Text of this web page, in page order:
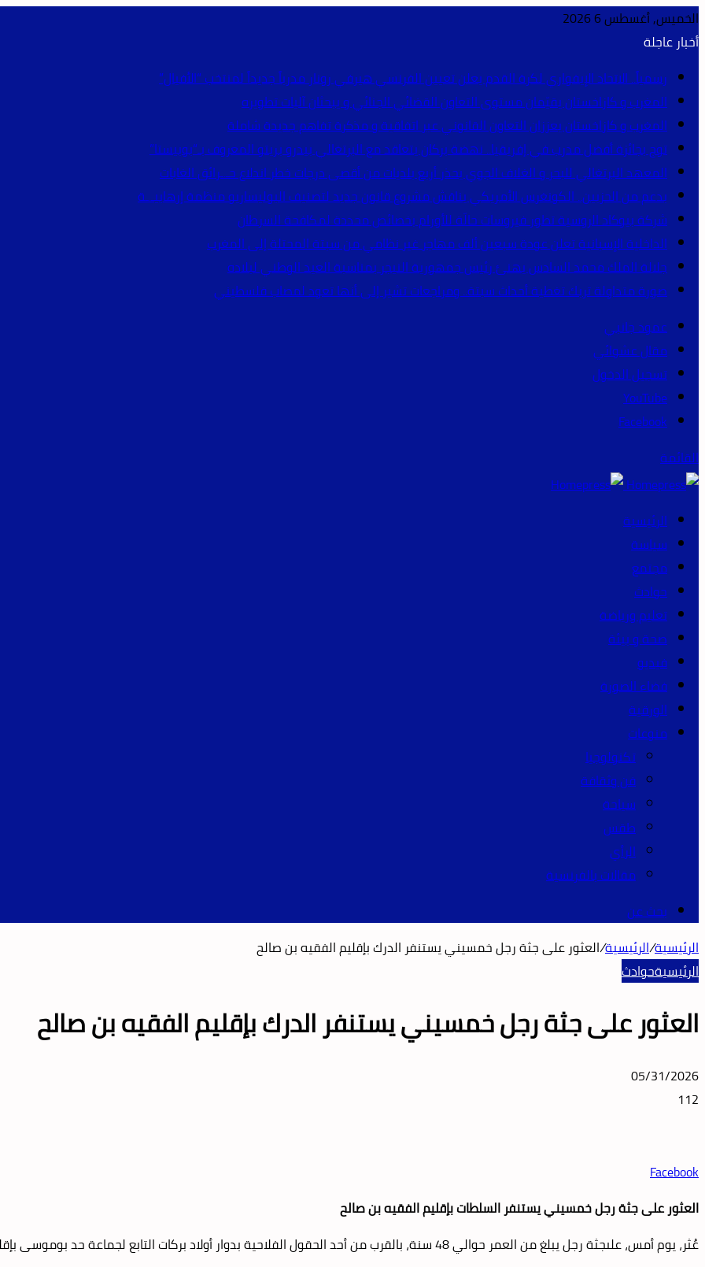
الخميس, أغسطس 6 2026
أخبار عاجلة
رسمياً.. الاتحاد الإيفواري لكرة القدم يعلن تعيين الفرنسي هيرفي رونار مدرباً جديداً لمنتخب “الأفيال”
المغرب و كازاخستان يقيّمان مستوى التعاون القضائي الجنائي و يبحثان آليات تطويره
المغرب و كازاخستان يعززان التعاون القانوني عبر اتفاقية و مذكرة تفاهم جديدة شاملة
توج بجائزة أفضل مدرب في إفريقيا.. نهضة بركان يتعاقد مع البرتغالي بيدرو بريتو المعروف بـ“بوبيستا”
المعهد البرتغالي للبحر و الغلاف الجوي يحذر أربع بلديات من أقصى درجات خطر اندلاع حـ.ـرائق الغابات
بدعم من الحزبين.. الكونغرس الأمريكي يناقش مشروع قانون جديد لتصنيف البوليساريو منظمة إرهابيـ.ـة
شركة بيوكاد الروسية تطور فيروسات حالّة للأورام بخصائص محددة لمكافحة السرطان
الداخلية الإسبانية تعلن عودة سبعين ألف مهاجر غير نظامي من سبتة المحتلة إلى المغرب
جلالة الملك محمد السادس يهنئ رئيس جمهورية النيجر بمناسبة العيد الوطني لبلاده
صورة متداولة تربك تغطية أحداث سبتة.. ومراجعات تشير إلى أنها تعود لمصاب فلسطيني
عمود جانبي
مقال عشوائي
تسجيل الدخول
YouTube
Facebook
القائمة
الرئيسية
سياسة
مجتمع
حوادث
تعليم ورياضة
صحة و بيئة
فيديو
فضاء الصورة
الورقية
منوعات
تكنولوجيا
فن وثقافة
سياحة
طقس
الرأي
مقالات بالفرنسية
بحث عن
الرئيسية/الرئيسية/العثور على جثة رجل خمسيني يستنفر الدرك بإقليم الفقيه بن صالح
الرئيسيةحوادث
العثور على جثة رجل خمسيني يستنفر الدرك بإقليم الفقيه بن صالح
05/31/2026
112
Facebook
العثور على جثة رجل خمسيني يستنفر السلطات بإقليم الفقيه بن صالح
عُثر، يوم أمس، علىجثة رجل يبلغ من العمر حوالي 48 سنة، بالقرب من أحد الحقول الفلاحية بدوار أولاد بركات التابع لجماعة حد بوموسى بإقليم الفقيه بن صالح، في ظروف لا تزال غير محددة.